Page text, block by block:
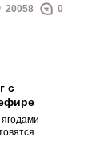
20058 0
с